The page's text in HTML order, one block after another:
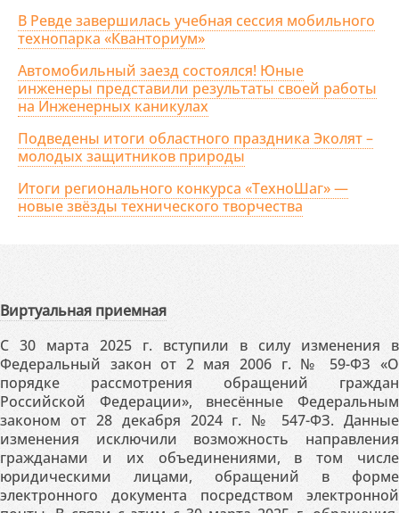
В Ревде завершилась учебная сессия мобильного
технопарка «Кванториум»
Автомобильный заезд состоялся! Юные
инженеры представили результаты своей работы
на Инженерных каникулах
Подведены итоги областного праздника Эколят –
молодых защитников природы
Итоги регионального конкурса «ТехноШаг» —
новые звёзды технического творчества
Виртуальная приемная
С 30 марта 2025 г. вступили в силу изменения в
Федеральный закон от 2 мая 2006 г. № 59-ФЗ «О
порядке рассмотрения обращений граждан
Российской Федерации», внесённые Федеральным
законом от 28 декабря 2024 г. № 547-ФЗ. Данные
изменения исключили возможность направления
гражданами и их объединениями, в том числе
юридическими лицами, обращений в форме
электронного документа посредством электронной